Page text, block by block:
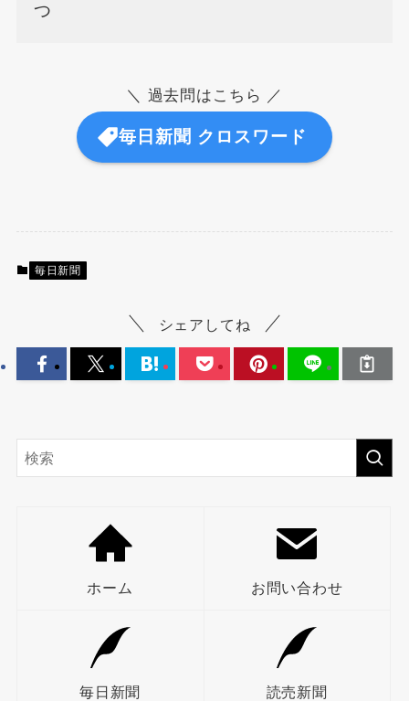
つ
＼ 過去問はこちら ／
毎日新聞 クロスワード
毎日新聞
シェアしてね
ホーム お問い合わせ
毎日新聞 読売新聞